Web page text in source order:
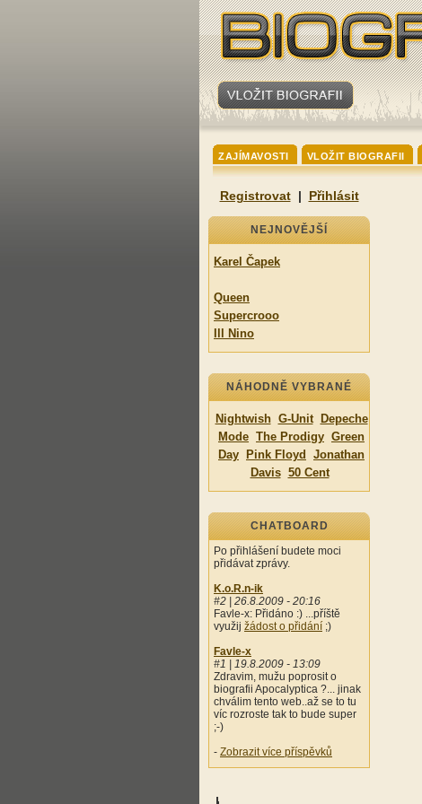
ZAJÍMAVOSTI VLOŽIT BIOGRAFII
Registrovat| Přihlásit
NEJNOVĚJŠÍ
Karel Čapek
Queen
Supercrooo
Ill Nino
NÁHODNĚ VYBRANÉ
Nightwish G-Unit
Depeche
Mode The Prodigy Green
Day
Pink Floyd
Jonathan
Davis 50 Cent
CHATBOARD
Po přihlášení budete moci
přidávat zprávy.
K.o.R.n-ik
#2 | 26.8.2009 - 20:16
Favle-x: Přidáno :) ...příště
využij žádost o přidání ;)
Favle-x
#1 | 19.8.2009 - 13:09
Zdravim, mužu poprosit o
biografii Apocalyptica ?... jinak
chválim tento web..až se to tu
víc rozroste tak to bude super
;-)
- Zobrazit více příspěvků